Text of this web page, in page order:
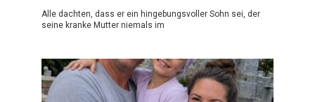
Alle dachten, dass er ein hingebungsvoller Sohn sei, der
seine kranke Mutter niemals im